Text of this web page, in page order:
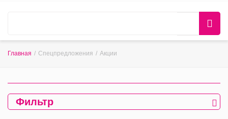
Главная / Спецпредложения / Акции
Фильтр